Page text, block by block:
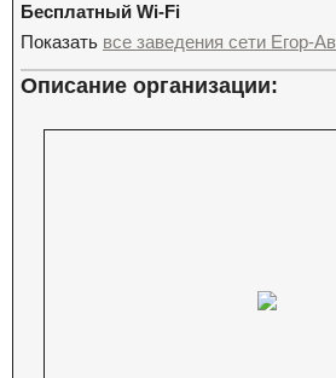
Бесплатный Wi-Fi
Показать все заведения сети Егор-
Описание организации: